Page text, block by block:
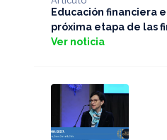
Educación financiera
próxima etapa de las
Ver noticia